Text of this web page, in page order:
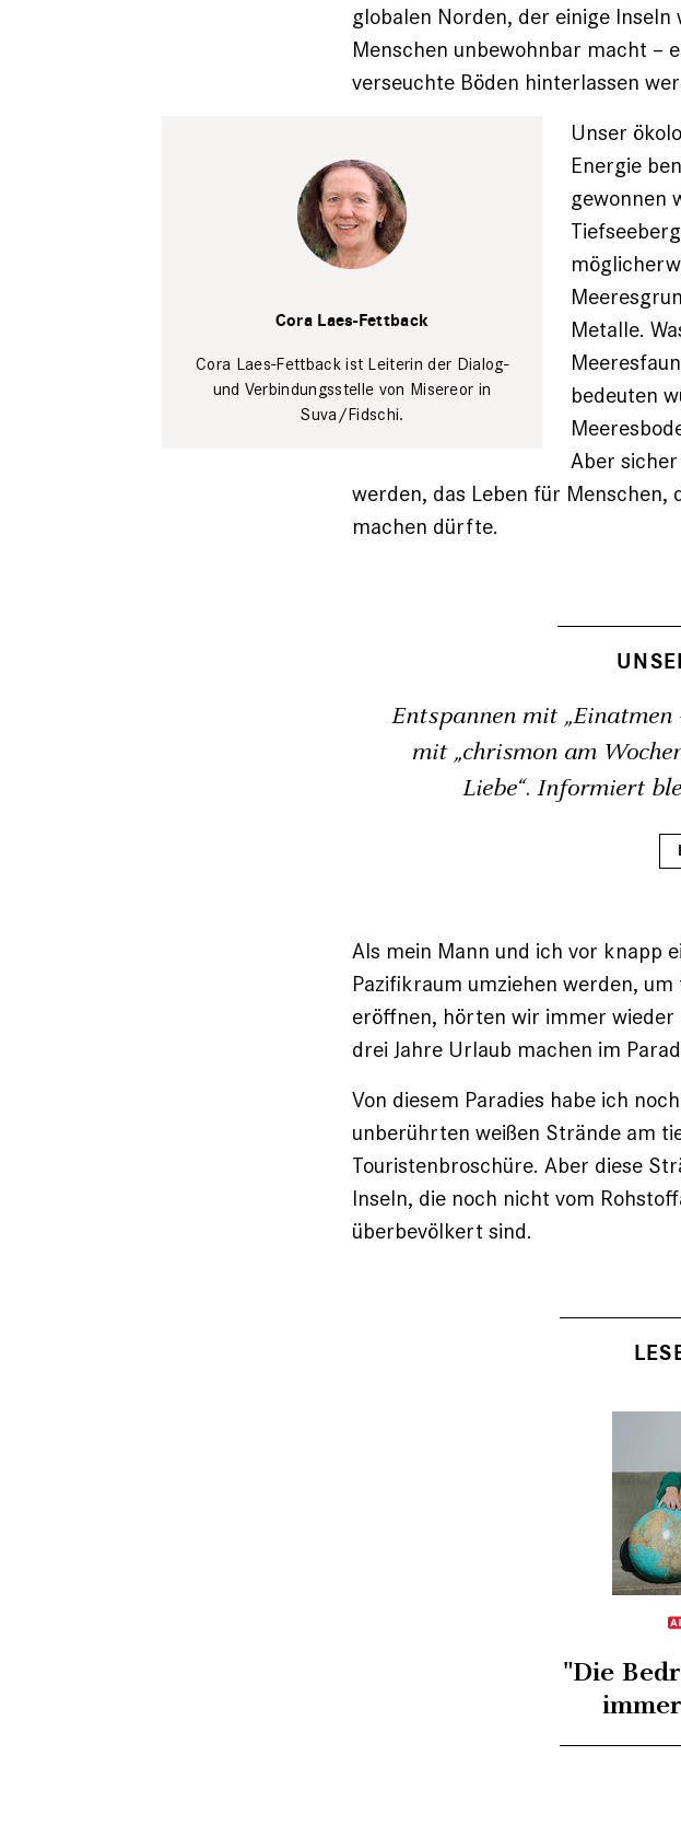
globalen Norden, der einige
Menschen unbewohnbar macht –
verseuchte Böden hinterlassen
Cora Laes-Fettback
Cora Laes-Fettback ist Leiterin der Dialog-
und Verbindungsstelle von Misereor in
Suva/Fidschi.
Unser
Energie
gewonnen
Metalle.
bedeuten
Aber
werden, das Leben für
machen dürfte.
Entspannen mit „Einatmen
mit „chrismon am
Liebe“. Informiert
Als mein Mann und ich vor knapp
Pazifikraum umziehen werden,
eröffnen, hörten wir immer
drei Jahre Urlaub machen im
Von diesem Paradies habe ich
unberührten weißen Strände am
Touristenbroschüre. Aber diese
Inseln, die noch nicht vom
überbevölkert sind.
"Die